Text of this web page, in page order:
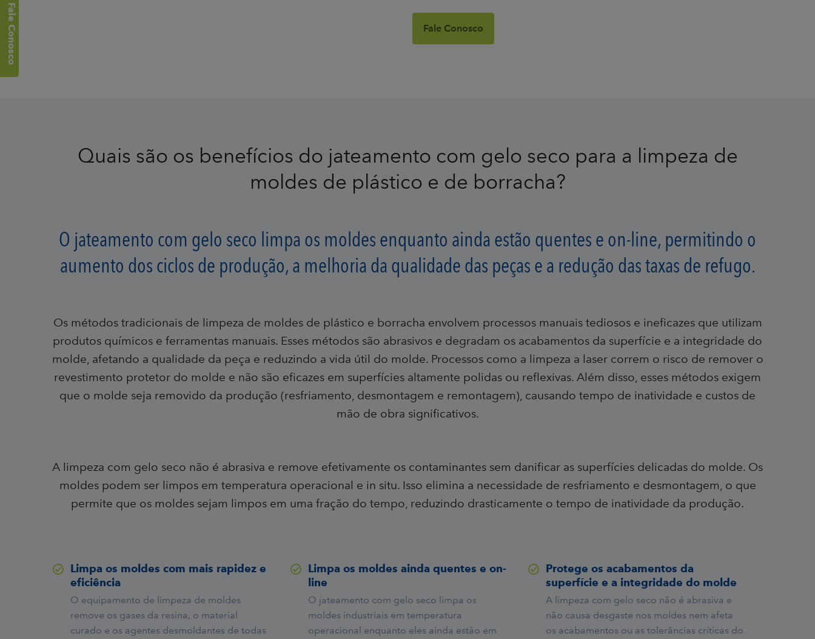
Fale Conosco
Quais são os benefícios do jateamento com gelo seco para a limpeza de
moldes de plástico e de borracha?
O jateamento com gelo seco limpa os moldes enquanto ainda estão quentes e on-line, permitindo o
aumento dos ciclos de produção, a melhoria da qualidade das peças e a redução das taxas de refugo.
Os métodos tradicionais de limpeza de moldes de plástico e borracha envolvem processos manuais tediosos e ineficazes que utilizam
produtos químicos e ferramentas manuais. Esses métodos são abrasivos e degradam os acabamentos da superfície e a integridade do
molde, afetando a qualidade da peça e reduzindo a vida útil do molde. Processos como a limpeza a laser correm o risco de remover o
revestimento protetor do molde e não são eficazes em superfícies altamente polidas ou reflexivas. Além disso, esses métodos exigem
que o molde seja removido da produção (resfriamento, desmontagem e remontagem), causando tempo de inatividade e custos de
mão de obra significativos.
A limpeza com gelo seco não é abrasiva e remove efetivamente os contaminantes sem danificar as superfícies delicadas do molde. Os
moldes podem ser limpos em temperatura operacional e in situ. Isso elimina a necessidade de resfriamento e desmontagem, o que
permite que os moldes sejam limpos em uma fração do tempo, reduzindo drasticamente o tempo de inatividade da produção.
Limpa os moldes com mais rapidez e
eficiência
O equipamento de limpeza de moldes
remove os gases da resina, o material
curado e os agentes desmoldantes de todas
Limpa os moldes ainda quentes e on-
line
O jateamento com gelo seco limpa os
moldes industriais em temperatura
operacional enquanto eles ainda estão em
Protege os acabamentos da
superfície e a integridade do molde
A limpeza com gelo seco não é abrasiva e
não causa desgaste nos moldes nem afeta
os acabamentos ou as tolerâncias críticas do
Fale Conosco
Fale Conosco